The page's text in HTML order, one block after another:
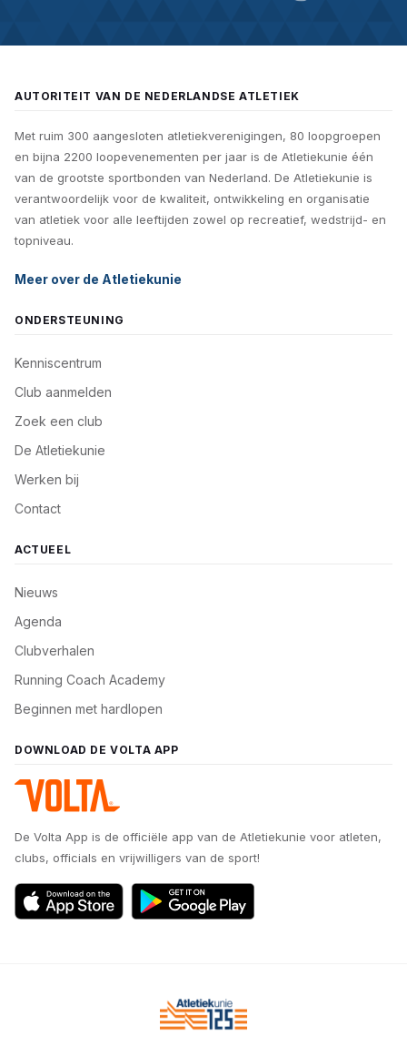
AUTORITEIT VAN DE NEDERLANDSE ATLETIEK
Met ruim 300 aangesloten atletiekverenigingen, 80 loopgroepen
en bijna 2200 loopevenementen per jaar is de Atletiekunie één
van de grootste sportbonden van Nederland. De Atletiekunie is
verantwoordelijk voor de kwaliteit, ontwikkeling en organisatie
van atletiek voor alle leeftijden zowel op recreatief, wedstrijd- en
topniveau.
Meer over de Atletiekunie
ONDERSTEUNING
Kenniscentrum
Club aanmelden
Zoek een club
De Atletiekunie
Werken bij
Contact
ACTUEEL
Nieuws
Agenda
Clubverhalen
Running Coach Academy
Beginnen met hardlopen
DOWNLOAD DE VOLTA APP
De Volta App is de officiële app van de Atletiekunie voor atleten,
clubs, officials en vrijwilligers van de sport!